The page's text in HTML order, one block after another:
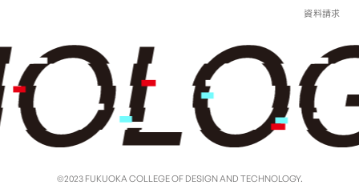
資料請求
©2023 FUKUOKA COLLEGE OF DESIGN AND TECHNOLOGY.